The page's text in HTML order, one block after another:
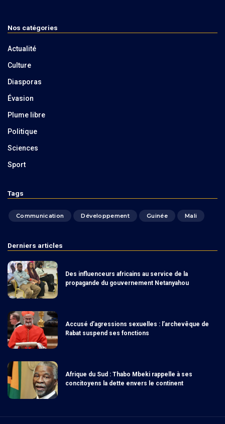
Nos catégories
Actualité
Culture
Diasporas
Évasion
Plume libre
Politique
Sciences
Sport
Tags
Communication Développement Guinée Mali
Derniers articles
Des influenceurs africains au service de la
propagande du gouvernement Netanyahou
Accusé d’agressions sexuelles : l’archevêque de
Rabat suspend ses fonctions
Afrique du Sud : Thabo Mbeki rappelle à ses
concitoyens la dette envers le continent